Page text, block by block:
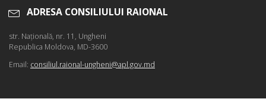
ADRESA CONSILIULUI RAIONAL
str. Naţională, nr. 11, Ungheni
Republica Moldova, MD-3600
Email: consiliul.raional-ungheni@apl.gov.md